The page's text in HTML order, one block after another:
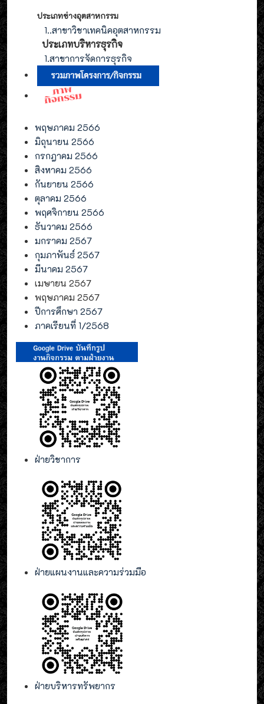
ประเภทช่างอุตสาหกรรม
1..สาขาวิชาเทคนิคอุตสาหกรรม
ประเภทบริหารธุรกิจ
1.สาขาการจัดการธุรกิจ
พฤษภาคม 2566
มิถุนายน 2566
กรกฎาคม 2566
สิงหาคม 2566
กันยายน 2566
ตุลาคม 2566
พฤศจิกายน 2566
ธันวาคม 2566
มกราคม 2567
กุมภาพันธ์ 2567
มีนาคม 2567
เมษายน 2567
พฤษภาคม 2567
ปีการศึกษา 2567
ภาคเรียนที่ 1/2568
ฝ่ายวิชาการ
ฝ่ายแผนงานและความร่วมมือ
ฝ่ายบริหารทรัพยากร